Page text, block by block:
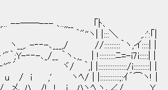
､..,,__ 「ﾄ､
| |:::＼ ,.:':「|
-‐‐-､___,/ //
;Y-‐‐-､_/__ ｀ヽ､
｀,| |::::::::::::::::/i:::::::::| | f´￣￣
ヽﾍ/ | |:::::::::::;:ｲ´⌒ヽ! | | こ